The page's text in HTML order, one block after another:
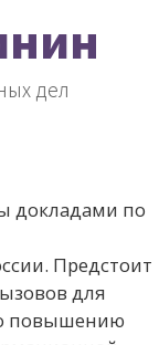
дел
докладами по
Предстоит
для
повышению